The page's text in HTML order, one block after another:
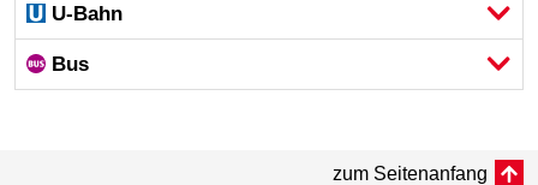
U-Bahn
Bus
zum Seitenanfang